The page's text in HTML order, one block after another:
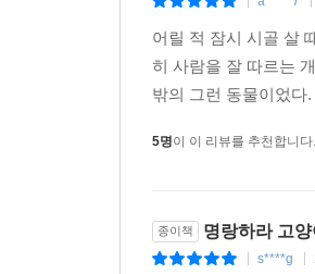
어릴 적 잠시 시골 살
히 사람을 잘 따르는
밖의 그런 동물이었
5명이 이 리뷰를 추천합니다.
종이책 명랑하라 고양
s****g